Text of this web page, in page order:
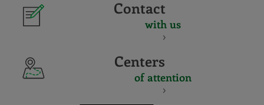
Contact
with us
Centers
of attention